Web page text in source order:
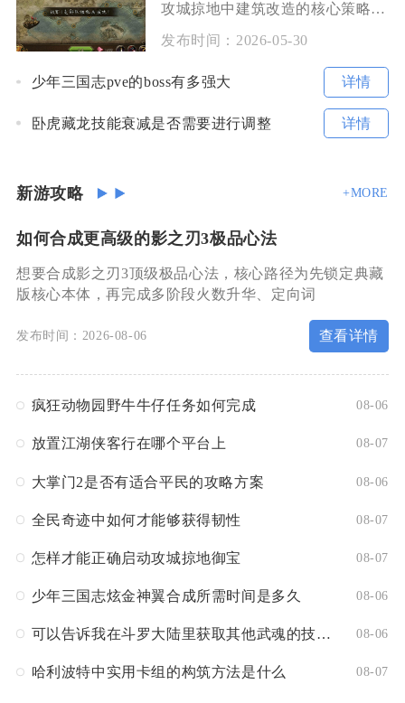
攻城掠地中建筑改造的核心策略在于以资源田与主城建筑群的联动升级为核心，通过优先化、功能化与
发布时间： 2026-05-30
少年三国志pve的boss有多强大 详情
卧虎藏龙技能衰减是否需要进行调整 详情
新游攻略 +MORE
如何合成更高级的影之刃3极品心法
想要合成影之刃3顶级极品心法，核心路径为先锁定典藏
版核心本体，再完成多阶段火数升华、定向词
发布时间：2026-08-06 查看详情
疯狂动物园野牛牛仔任务如何完成 08-06
放置江湖侠客行在哪个平台上 08-07
大掌门2是否有适合平民的攻略方案 08-06
全民奇迹中如何才能够获得韧性 08-07
怎样才能正确启动攻城掠地御宝 08-07
少年三国志炫金神翼合成所需时间是多久 08-06
可以告诉我在斗罗大陆里获取其他武魂的技巧吗 08-06
哈利波特中实用卡组的构筑方法是什么 08-07